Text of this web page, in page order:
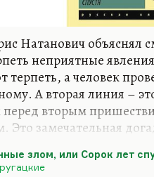
Натанович объяснял
неприятные
терпеть, а человек
А вторая линия –
вторым
Это замечательная
у Мирера (близкого
злом, или Сорок лет